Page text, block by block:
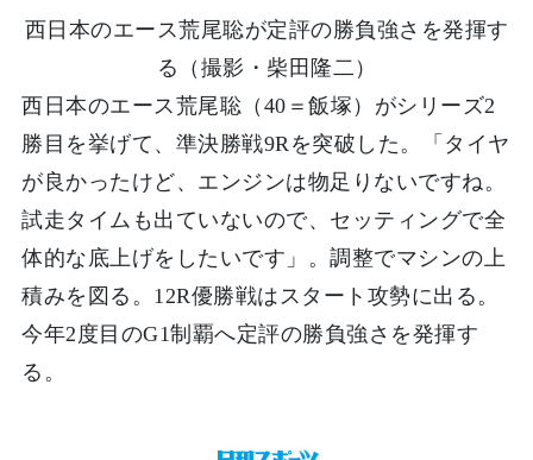
西日本のエース荒尾聡が定評の勝負強さを発揮す
る（撮影・柴田隆二）
西日本のエース荒尾聡（40＝飯塚）がシリーズ2
勝目を挙げて、準決勝戦9Rを突破した。「タイヤ
が良かったけど、エンジンは物足りないですね。
試走タイムも出ていないので、セッティングで全
体的な底上げをしたいです」。調整でマシンの上
積みを図る。12R優勝戦はスタート攻勢に出る。
今年2度目のG1制覇へ定評の勝負強さを発揮す
る。